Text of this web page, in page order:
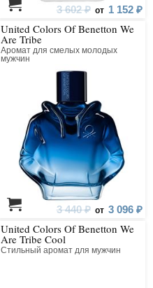
3 602 ₽ от 1 152 ₽
United Colors Of Benetton We
Are Tribe
Аромат для смелых молодых
мужчин
3 440 ₽ от 3 096 ₽
United Colors Of Benetton We
Are Tribe Cool
Стильный аромат для мужчин